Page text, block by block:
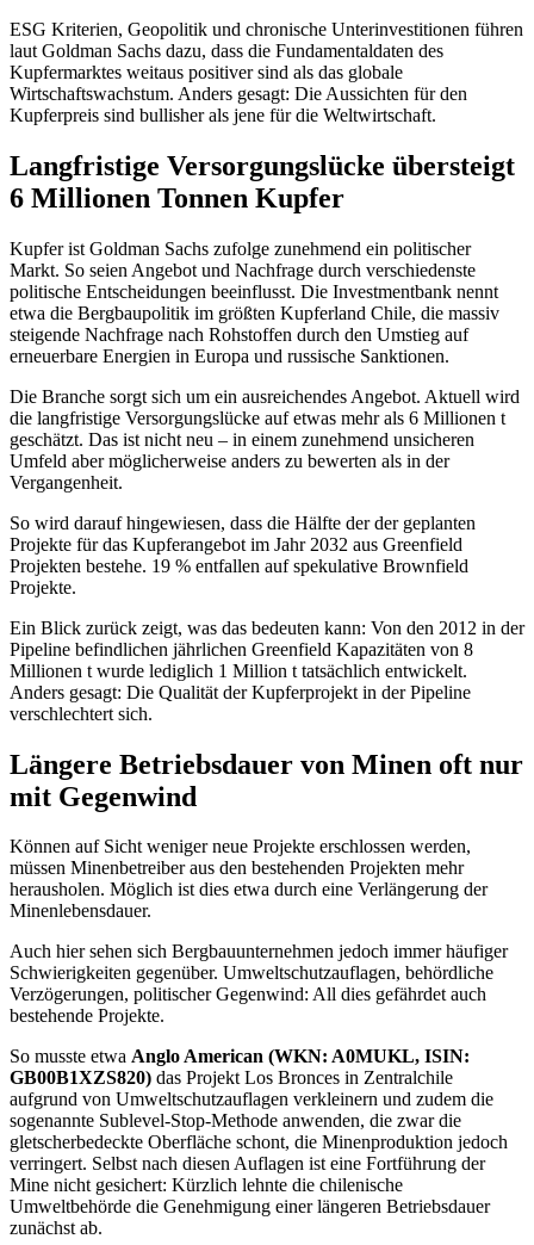
ESG Kriterien, Geopolitik und chronische Unterinvestitionen führen
laut Goldman Sachs dazu, dass die Fundamentaldaten des
Kupfermarktes weitaus positiver sind als das globale
Wirtschaftswachstum. Anders gesagt: Die Aussichten für den
Kupferpreis sind bullisher als jene für die Weltwirtschaft.
Langfristige Versorgungslücke übersteigt
6 Millionen Tonnen Kupfer
Kupfer ist Goldman Sachs zufolge zunehmend ein politischer
Markt. So seien Angebot und Nachfrage durch verschiedenste
politische Entscheidungen beeinflusst. Die Investmentbank nennt
etwa die Bergbaupolitik im größten Kupferland Chile, die massiv
steigende Nachfrage nach Rohstoffen durch den Umstieg auf
erneuerbare Energien in Europa und russische Sanktionen.
Die Branche sorgt sich um ein ausreichendes Angebot. Aktuell wird
die langfristige Versorgungslücke auf etwas mehr als 6 Millionen t
geschätzt. Das ist nicht neu – in einem zunehmend unsicheren
Umfeld aber möglicherweise anders zu bewerten als in der
Vergangenheit.
So wird darauf hingewiesen, dass die Hälfte der der geplanten
Projekte für das Kupferangebot im Jahr 2032 aus Greenfield
Projekten bestehe. 19 % entfallen auf spekulative Brownfield
Projekte.
Ein Blick zurück zeigt, was das bedeuten kann: Von den 2012 in der
Pipeline befindlichen jährlichen Greenfield Kapazitäten von 8
Millionen t wurde lediglich 1 Million t tatsächlich entwickelt.
Anders gesagt: Die Qualität der Kupferprojekt in der Pipeline
verschlechtert sich.
Längere Betriebsdauer von Minen oft nur
mit Gegenwind
Können auf Sicht weniger neue Projekte erschlossen werden,
müssen Minenbetreiber aus den bestehenden Projekten mehr
herausholen. Möglich ist dies etwa durch eine Verlängerung der
Minenlebensdauer.
Auch hier sehen sich Bergbauunternehmen jedoch immer häufiger
Schwierigkeiten gegenüber. Umweltschutzauflagen, behördliche
Verzögerungen, politischer Gegenwind: All dies gefährdet auch
bestehende Projekte.
So musste etwa Anglo American (WKN: A0MUKL, ISIN:
GB00B1XZS820) das Projekt Los Bronces in Zentralchile
aufgrund von Umweltschutzauflagen verkleinern und zudem die
sogenannte Sublevel-Stop-Methode anwenden, die zwar die
gletscherbedeckte Oberfläche schont, die Minenproduktion jedoch
verringert. Selbst nach diesen Auflagen ist eine Fortführung der
Mine nicht gesichert: Kürzlich lehnte die chilenische
Umweltbehörde die Genehmigung einer längeren Betriebsdauer
zunächst ab.